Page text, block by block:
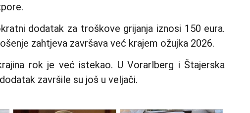
dodatak za troškove grijanja iznosi 150 eura.
zahtjeva završava već krajem ožujka 2026.
rok je već istekao. U Vorarlberg i Štajerska
završile su još u veljači.